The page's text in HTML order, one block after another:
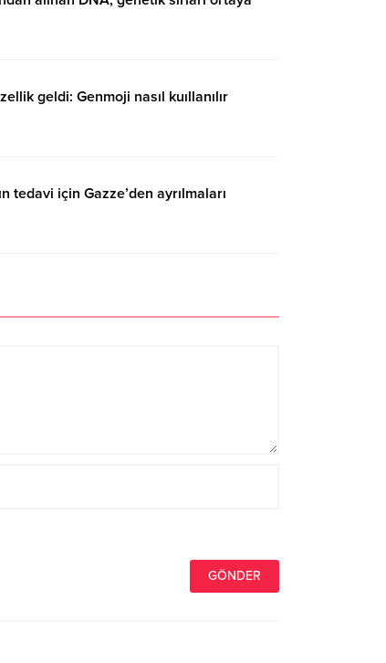
geldi: Genmoji nasıl kuıllanılır
tedavi için Gazze’den ayrılmaları